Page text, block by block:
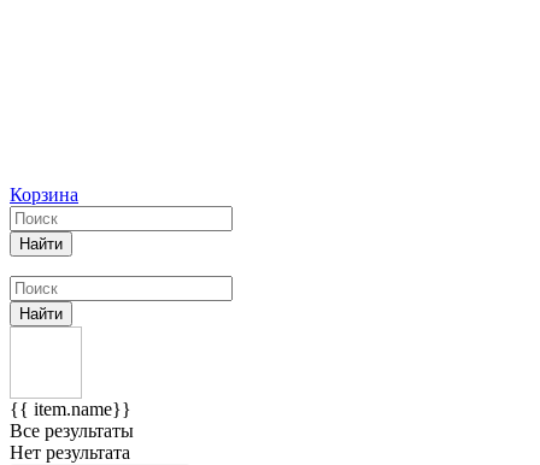
Корзина
Найти
Найти
{{ item.name}}
Все результаты
Нет результата